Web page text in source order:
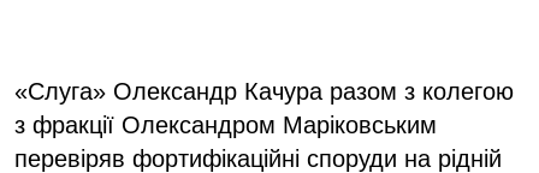
«Слуга» Олександр Качура разом з колегою
з фракції Олександром Маріковським
перевіряв фортифікаційні споруди на рідній